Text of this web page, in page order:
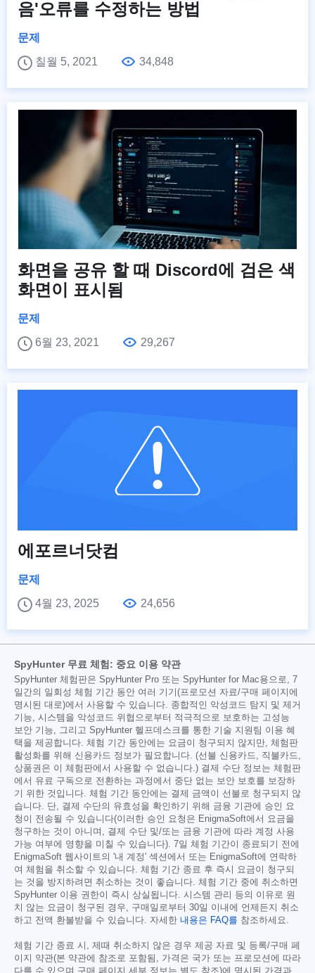
음'오류를 수정하는 방법
문제
칠월 5, 2021
34,848
화면을 공유 할 때 Discord에 검은 색
화면이 표시됨
문제
6월 23, 2021
29,267
에포르너닷컴
문제
4월 23, 2025
24,656
SpyHunter 무료 체험: 중요 이용 약관
SpyHunter 체험판은 SpyHunter Pro 또는 SpyHunter for Mac용으로, 7
일간의 일회성 체험 기간 동안 여러 기기(프로모션 자료/구매 페이지에
명시된 대로)에서 사용할 수 있습니다. 종합적인 악성코드 탐지 및 제거
기능, 시스템을 악성코드 위협으로부터 적극적으로 보호하는 고성능
보안 기능, 그리고 SpyHunter 헬프데스크를 통한 기술 지원팀 이용 혜
택을 제공합니다. 체험 기간 동안에는 요금이 청구되지 않지만, 체험판
활성화를 위해 신용카드 정보가 필요합니다. (선불 신용카드, 직불카드,
상품권은 이 체험판에서 사용할 수 없습니다.) 결제 수단 정보는 체험판
에서 유료 구독으로 전환하는 과정에서 중단 없는 보안 보호를 보장하
기 위한 것입니다. 체험 기간 동안에는 결제 금액이 선불로 청구되지 않
습니다. 단, 결제 수단의 유효성을 확인하기 위해 금융 기관에 승인 요
청이 전송될 수 있습니다(이러한 승인 요청은 EnigmaSoft에서 요금을
청구하는 것이 아니며, 결제 수단 및/또는 금융 기관에 따라 계정 사용
가능 여부에 영향을 미칠 수 있습니다). 7일 체험 기간이 종료되기 전에
EnigmaSoft 웹사이트의 '내 계정' 섹션에서 또는 EnigmaSoft에 연락하
여 체험을 취소할 수 있습니다. 체험 기간 종료 후 즉시 요금이 청구되
는 것을 방지하려면 취소하는 것이 좋습니다. 체험 기간 중에 취소하면
SpyHunter 이용 권한이 즉시 상실됩니다. 시스템 관리 등의 이유로 원
치 않는 요금이 청구된 경우, 구매일로부터 30일 이내에 언제든지 취소
하고 전액 환불받을 수 있습니다. 자세한 내용은 FAQ를 참조하세요.
체험 기간 종료 시, 제때 취소하지 않은 경우 제공 자료 및 등록/구매 페
이지 약관(본 약관에 참조로 포함됨, 가격은 국가 또는 프로모션에 따라